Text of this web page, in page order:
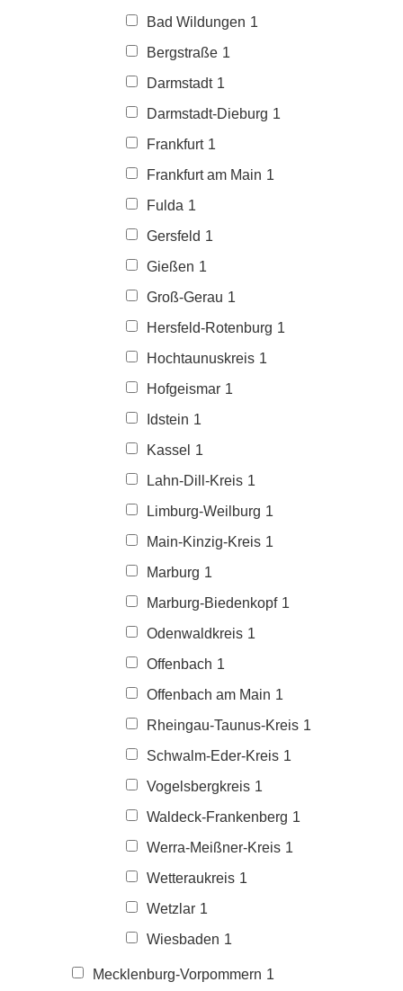
Bad Wildungen 1
Bergstraße 1
Darmstadt 1
Darmstadt-Dieburg 1
Frankfurt 1
Frankfurt am Main 1
Fulda 1
Gersfeld 1
Gießen 1
Groß-Gerau 1
Hersfeld-Rotenburg 1
Hochtaunuskreis 1
Hofgeismar 1
Idstein 1
Kassel 1
Lahn-Dill-Kreis 1
Limburg-Weilburg 1
Main-Kinzig-Kreis 1
Marburg 1
Marburg-Biedenkopf 1
Odenwaldkreis 1
Offenbach 1
Offenbach am Main 1
Rheingau-Taunus-Kreis 1
Schwalm-Eder-Kreis 1
Vogelsbergkreis 1
Waldeck-Frankenberg 1
Werra-Meißner-Kreis 1
Wetteraukreis 1
Wetzlar 1
Wiesbaden 1
Mecklenburg-Vorpommern 1